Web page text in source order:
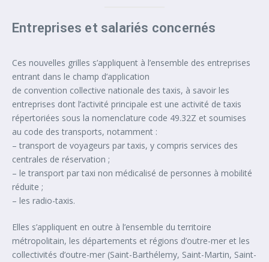
Entreprises et salariés concernés
Ces nouvelles grilles s’appliquent à l’ensemble des entreprises
entrant dans le champ d’application
de convention collective nationale des taxis, à savoir les
entreprises dont l’activité principale est une activité de taxis
répertoriées sous la nomenclature code 49.32Z et soumises
au code des transports, notamment :
– transport de voyageurs par taxis, y compris services des
centrales de réservation ;
– le transport par taxi non médicalisé de personnes à mobilité
réduite ;
– les radio-taxis.
Elles s’appliquent en outre à l’ensemble du territoire
métropolitain, les départements et régions d’outre-mer et les
collectivités d’outre-mer (Saint-Barthélemy, Saint-Martin, Saint-